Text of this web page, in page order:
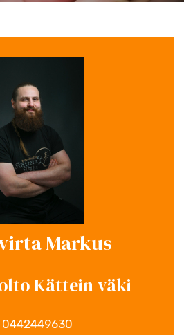
Markus
Kättein väki
0442449630